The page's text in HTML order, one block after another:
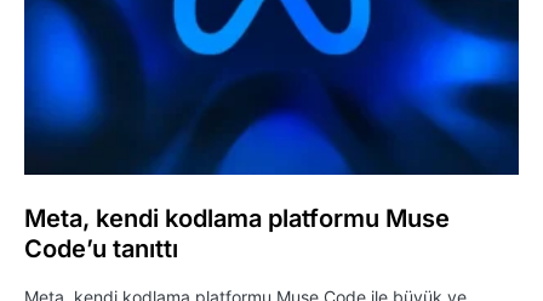
Meta, kendi kodlama platformu Muse
Code’u tanıttı
Meta, kendi kodlama platformu Muse Code ile büyük ve